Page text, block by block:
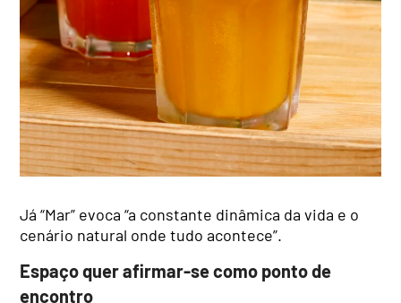
Já “Mar” evoca “a constante dinâmica da vida e o
cenário natural onde tudo acontece”.
Espaço quer afirmar-se como ponto de
encontro